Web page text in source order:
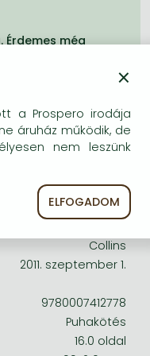
Érdemes még
Collins
2011. szeptember 1.
9780007412778
Puhakötés
16.0 oldal
×
a Prospero irodája
áruház működik, de
nem leszünk
ELFOGADOM